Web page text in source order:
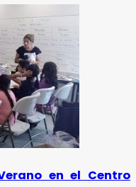
en el Centro